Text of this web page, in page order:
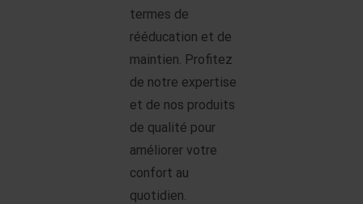
termes de
rééducation et de
maintien. Profitez
de notre expertise
et de nos produits
de qualité pour
améliorer votre
confort au
quotidien.